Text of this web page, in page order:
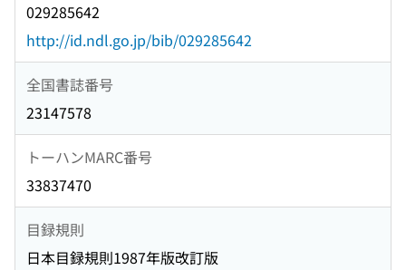
029285642
http://id.ndl.go.jp/bib/029285642
全国書誌番号
23147578
トーハンMARC番号
33837470
目録規則
日本目録規則1987年版改訂版